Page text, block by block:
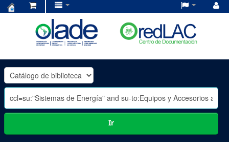
OLADE
-
Ir